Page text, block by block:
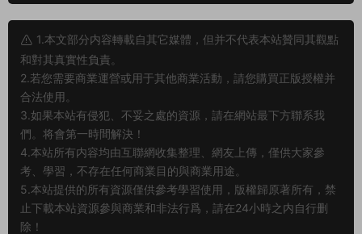
1.本文部分内容轉載自其它媒體，但并不代表本站贊同其觀點
和對其真實性負責。
2.若您需要商業運營或用于其他商業活動，請您購買正版授權并
合法使用。
3.如果本站有侵犯、不妥之處的資源，請在網站最下方聯系我
們。将會第一時間解決！
4.本站所有内容均由互聯網收集整理、網友上傳，僅供大家參
考、學習，不存在任何商業目的與商業用途。
5.本站提供的所有資源僅供參考學習使用，版權歸原著所有，禁
止下載本站資源參與商業和非法行爲，請在24小時之内自行删
除！